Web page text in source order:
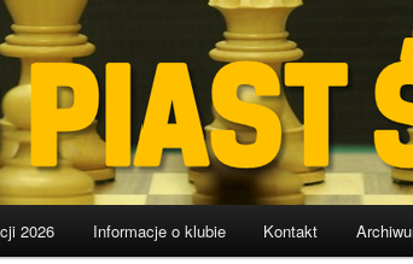
2026 Informacje o klubie Kontakt